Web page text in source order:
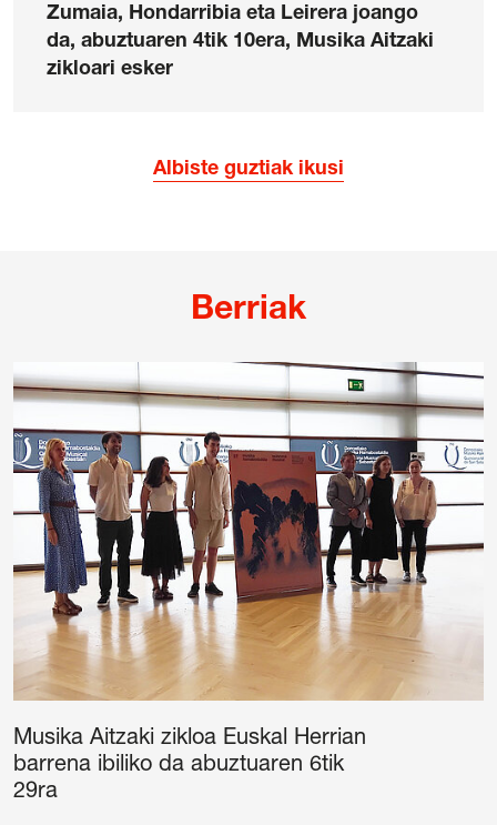
Zumaia, Hondarribia eta Leirera joango
da, abuztuaren 4tik 10era, Musika Aitzaki
zikloari esker
Albiste guztiak ikusi
Berriak
Musika Aitzaki zikloa Euskal Herrian
barrena ibiliko da abuztuaren 6tik
29ra